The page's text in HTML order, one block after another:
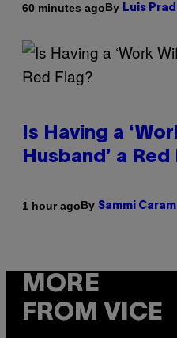
60 minutes agoBy Luis
Is Having a
Husband’ a Red
1 hour agoBy Sammi
MORE
FROM VICE